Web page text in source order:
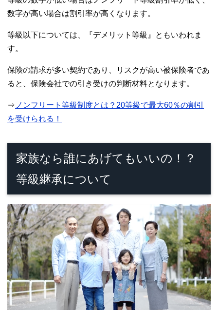
数字が高い場合は割引率が高くなります。
等級以下については、『デメリット等級』ともいわれま
す。
保険の請求が多い契約であり、リスクが高い被保険者であ
ると、保険会社での引き受けの判断材料となります。
⇒ ノンフリート等級制度とは？20等級で最大60％の割引
を受けられる！
家族なら誰にあげてもいいの！？
等級継承について